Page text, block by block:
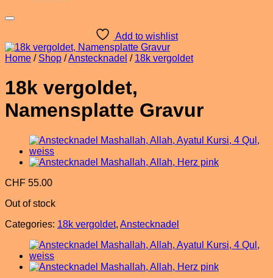
Add to wishlist
Home / Shop /Anstecknadel / 18k vergoldet
18k vergoldet,
Namensplatte Gravur
CHF 55.00
Out of stock
Categories: 18k vergoldet, Anstecknadel